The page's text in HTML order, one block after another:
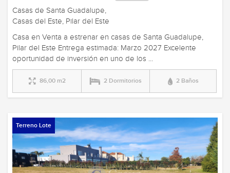
Casas de Santa Guadalupe,
Casas del Este, Pilar del Este
Casa en Venta a estrenar en casas de Santa Guadalupe,
Pilar del Este Entrega estimada: Marzo 2027 Excelente
oportunidad de inversión en uno de los ...
86,00 m2 2 Dormitorios 2 Baños
Terreno Lote